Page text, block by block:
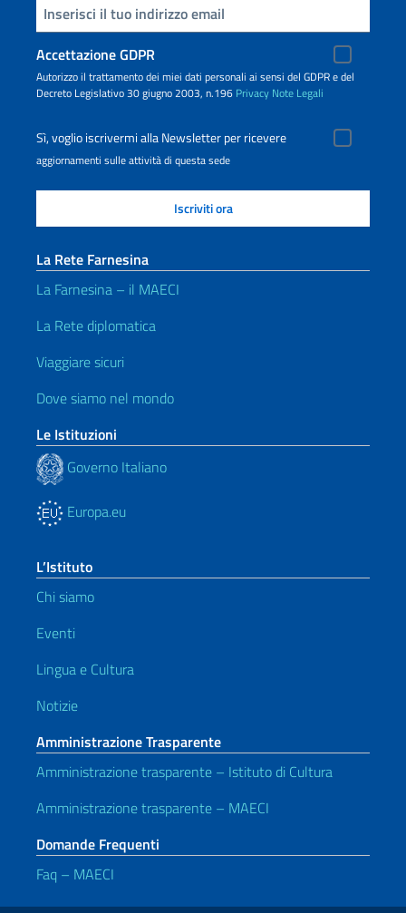
Inserisci la tua email
Accettazione GDPR
Autorizzo il trattamento dei miei dati personali ai sensi del GDPR e del
Decreto Legislativo 30 giugno 2003, n.196 Privacy Note Legali
Sì, voglio iscrivermi alla Newsletter per ricevere
aggiornamenti sulle attività di questa sede
La Rete Farnesina
La Farnesina – il MAECI
La Rete diplomatica
Viaggiare sicuri
Dove siamo nel mondo
Le Istituzioni
Governo Italiano
Europa.eu
L’Istituto
Chi siamo
Eventi
Lingua e Cultura
Notizie
Amministrazione Trasparente
Amministrazione trasparente – Istituto di Cultura
Amministrazione trasparente – MAECI
Domande Frequenti
Faq – MAECI